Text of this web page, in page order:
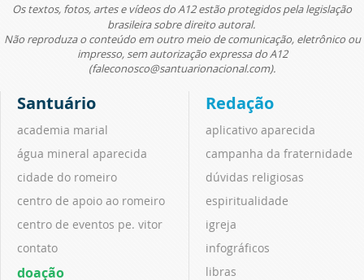
Os textos, fotos, artes e vídeos do A12 estão protegidos pela legislação
brasileira sobre direito autoral.
Não reproduza o conteúdo em outro meio de comunicação, eletrônico ou
impresso, sem autorização expressa do A12
(faleconosco@santuarionacional.com).
Santuário
academia marial
água mineral aparecida
cidade do romeiro
centro de apoio ao romeiro
centro de eventos pe. vitor
contato
doação
Redação
aplicativo aparecida
campanha da fraternidade
dúvidas religiosas
espiritualidade
igreja
infográficos
libras